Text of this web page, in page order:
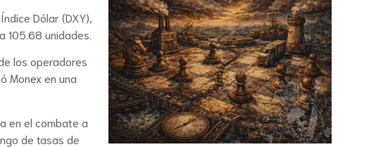
Dólar (DXY),
105.68 unidades.
los operadores
Monex en una
en el combate a
de tasas de